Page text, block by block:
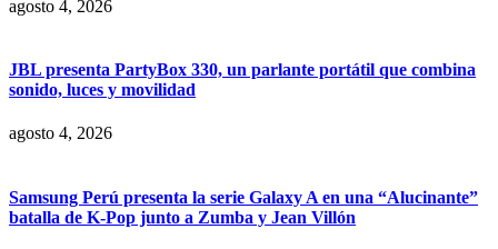
agosto 4, 2026
JBL presenta PartyBox 330, un parlante portátil que combina
sonido, luces y movilidad
agosto 4, 2026
Samsung Perú presenta la serie Galaxy A en una “Alucinante”
batalla de K-Pop junto a Zumba y Jean Villón